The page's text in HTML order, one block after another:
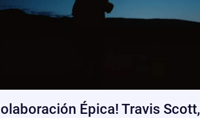
Épica! Travis Scott,